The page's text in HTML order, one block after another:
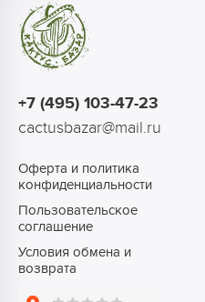
+7 (495) 103-47-23
cactusbazar@mail.ru
Оферта и политика
конфиденциальности
Пользовательское
соглашение
Условия обмена и
возврата